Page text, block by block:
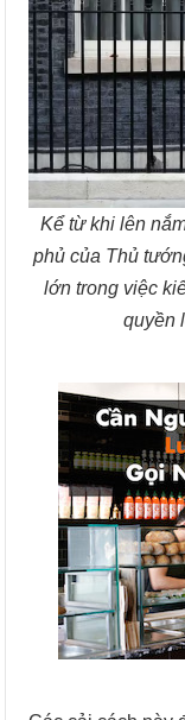
Kể từ khi lên
phủ của Thủ
lớn trong việc
quyền